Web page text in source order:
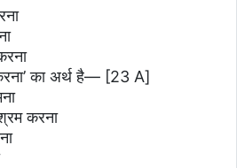
का अर्थ है— [23 A]
करना